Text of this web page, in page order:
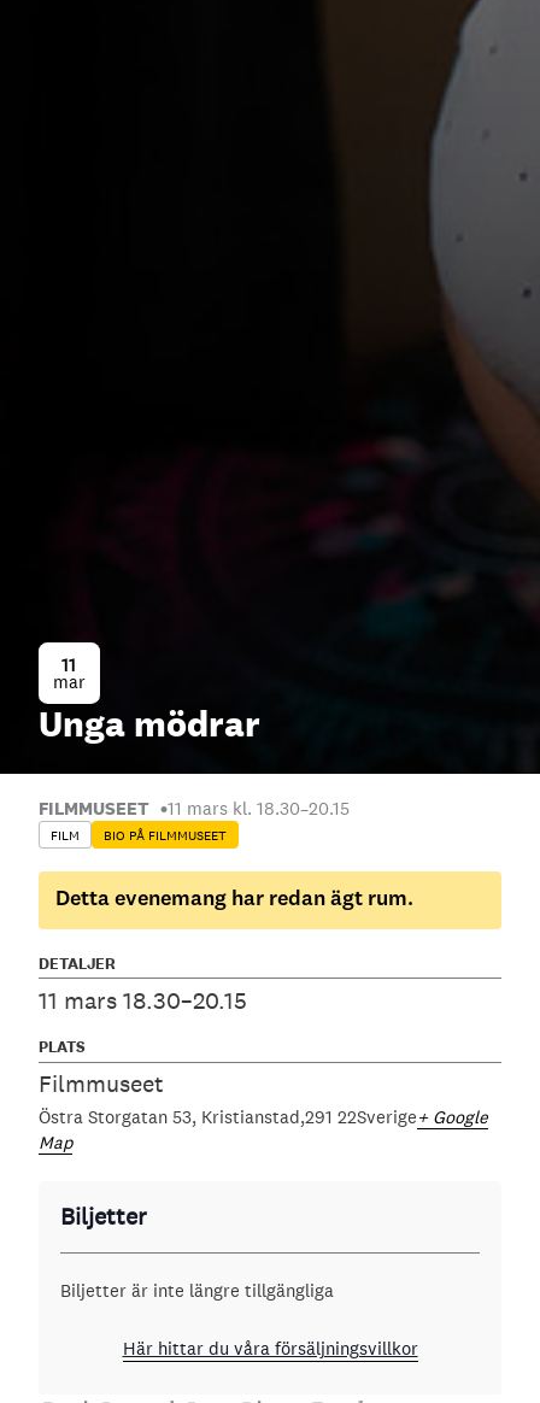
11
mar
Unga mödrar
FILMMUSEET 11 mars kl. 18.30–20.15
FILM BIO PÅ FILMMUSEET
Detta evenemang har redan ägt rum.
DETALJER
11 mars 18.30–20.15
PLATS
Filmmuseet
Östra Storgatan 53 Kristianstad 291 22Sverige+ Google
Map
Biljetter
Biljetter är inte längre tillgängliga
Här hittar du våra försäljningsvillkor